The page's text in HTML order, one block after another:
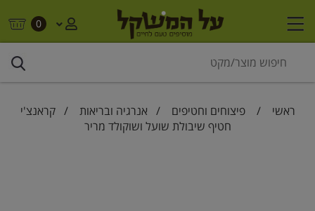
0
ראשי /פיצוחים וחטיפים / אנרגיה ובריאות / קראנצ'י
חטיף שיבולת שועל ושוקולד מריר